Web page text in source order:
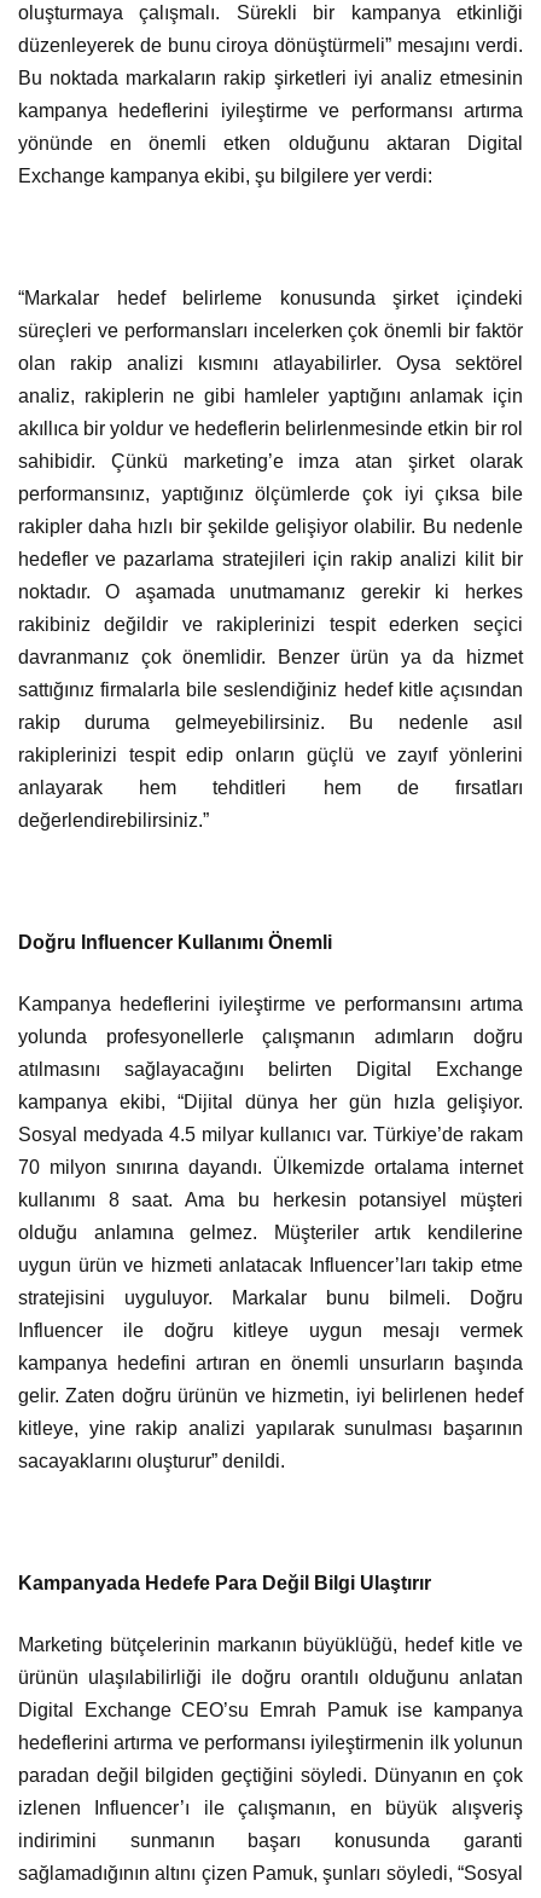
oluşturmaya çalışmalı. Sürekli bir kampanya etkinliği
düzenleyerek de bunu ciroya dönüştürmeli” mesajını verdi.
Bu noktada markaların rakip şirketleri iyi analiz etmesinin
kampanya hedeflerini iyileştirme ve performansı artırma
yönünde en önemli etken olduğunu aktaran Digital
Exchange kampanya ekibi, şu bilgilere yer verdi:
“Markalar hedef belirleme konusunda şirket içindeki
süreçleri ve performansları incelerken çok önemli bir faktör
olan rakip analizi kısmını atlayabilirler. Oysa sektörel
analiz, rakiplerin ne gibi hamleler yaptığını anlamak için
akıllıca bir yoldur ve hedeflerin belirlenmesinde etkin bir rol
sahibidir. Çünkü marketing’e imza atan şirket olarak
performansınız, yaptığınız ölçümlerde çok iyi çıksa bile
rakipler daha hızlı bir şekilde gelişiyor olabilir. Bu nedenle
hedefler ve pazarlama stratejileri için rakip analizi kilit bir
noktadır. O aşamada unutmamanız gerekir ki herkes
rakibiniz değildir ve rakiplerinizi tespit ederken seçici
davranmanız çok önemlidir. Benzer ürün ya da hizmet
sattığınız firmalarla bile seslendiğiniz hedef kitle açısından
rakip duruma gelmeyebilirsiniz. Bu nedenle asıl
rakiplerinizi tespit edip onların güçlü ve zayıf yönlerini
anlayarak hem tehditleri hem de fırsatları
değerlendirebilirsiniz.”
Doğru Influencer Kullanımı Önemli
Kampanya hedeflerini iyileştirme ve performansını artıma
yolunda profesyonellerle çalışmanın adımların doğru
atılmasını sağlayacağını belirten Digital Exchange
kampanya ekibi, “Dijital dünya her gün hızla gelişiyor.
Sosyal medyada 4.5 milyar kullanıcı var. Türkiye’de rakam
70 milyon sınırına dayandı. Ülkemizde ortalama internet
kullanımı 8 saat. Ama bu herkesin potansiyel müşteri
olduğu anlamına gelmez. Müşteriler artık kendilerine
uygun ürün ve hizmeti anlatacak Influencer’ları takip etme
stratejisini uyguluyor. Markalar bunu bilmeli. Doğru
Influencer ile doğru kitleye uygun mesajı vermek
kampanya hedefini artıran en önemli unsurların başında
gelir. Zaten doğru ürünün ve hizmetin, iyi belirlenen hedef
kitleye, yine rakip analizi yapılarak sunulması başarının
sacayaklarını oluşturur” denildi.
Kampanyada Hedefe Para Değil Bilgi Ulaştırır
Marketing bütçelerinin markanın büyüklüğü, hedef kitle ve
ürünün ulaşılabilirliği ile doğru orantılı olduğunu anlatan
Digital Exchange CEO’su Emrah Pamuk ise kampanya
hedeflerini artırma ve performansı iyileştirmenin ilk yolunun
paradan değil bilgiden geçtiğini söyledi. Dünyanın en çok
izlenen Influencer’ı ile çalışmanın, en büyük alışveriş
indirimini sunmanın başarı konusunda garanti
sağlamadığının altını çizen Pamuk, şunları söyledi, “Sosyal